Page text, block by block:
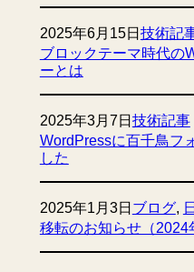
2025年6月15日 技術記
ブロックテーマ時代の
ーとは
2025年3月7日 技術記事
WordPressに百千鳥フ
した
2025年1月3日 ブログ,
移転のお知らせ（2024